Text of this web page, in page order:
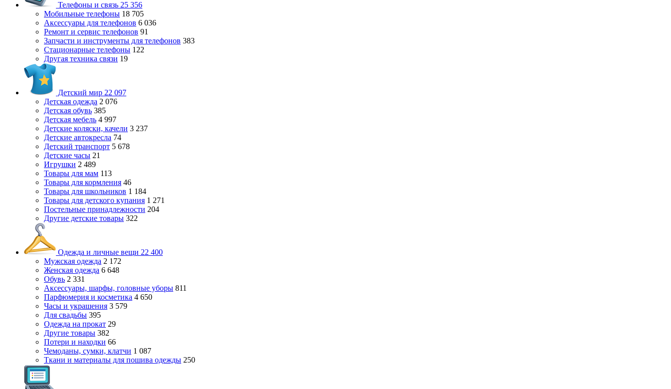
Телефоны и связь 25 356
Мобильные телефоны 18 705
Аксессуары для телефонов 6 036
Ремонт и сервис телефонов 91
Запчасти и инструменты для телефонов 383
Стационарные телефоны 122
Другая техника связи 19
Детский мир 22 097
Детская одежда 2 076
Детская обувь 385
Детская мебель 4 997
Детские коляски, качели 3 237
Детские автокресла 74
Детский транспорт 5 678
Детские часы 21
Игрушки 2 489
Товары для мам 113
Товары для кормления 46
Товары для школьников 1 184
Товары для детского купания 1 271
Постельные принадлежности 204
Другие детские товары 322
Одежда и личные вещи 22 400
Мужская одежда 2 172
Женская одежда 6 648
Обувь 2 331
Аксессуары, шарфы, головные уборы 811
Парфюмерия и косметика 4 650
Часы и украшения 3 579
Для свадьбы 395
Одежда на прокат 29
Другие товары 382
Потери и находки 66
Чемоданы, сумки, клатчи 1 087
Ткани и материалы для пошива одежды 250